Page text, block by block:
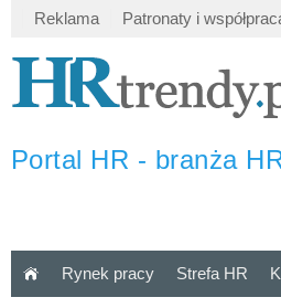
Reklama Patronaty i
Portal HR - branża
Rynek pracy Strefa HR